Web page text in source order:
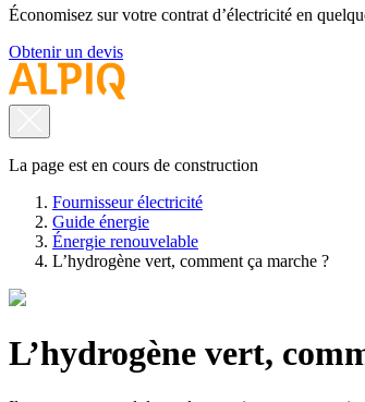
Économisez sur votre contrat d’électricité en
Obtenir un devis
La page est en cours de construction
Fournisseur électricité
Guide énergie
Énergie renouvelable
L’hydrogène vert, comment ça marche ?
L’hydrogène vert,